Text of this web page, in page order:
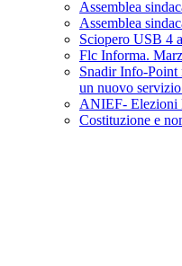
Assemblea
Assemblea
Sciopero USB 4
Flc Informa.
Snadir Info-Point
un nuovo
ANIEF- Elezioni
Costituzione e